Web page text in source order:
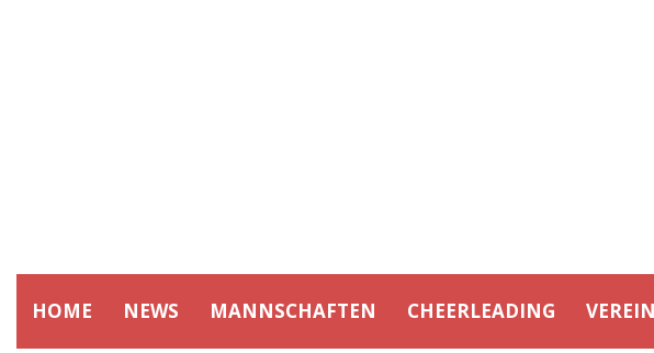
HOME NEWS MANNSCHAFTEN CHEERLEADING VEREIN